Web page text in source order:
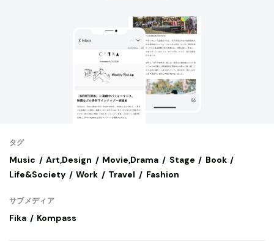
タグ
Music Art,Design Movie,Drama Stage
Book
Life&Society
Work Travel Fashion
サブメディア
Fika Kompass